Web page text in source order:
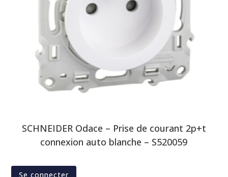
SCHNEIDER Odace – Prise de courant 2p+t
connexion auto blanche – S520059
Se connecter